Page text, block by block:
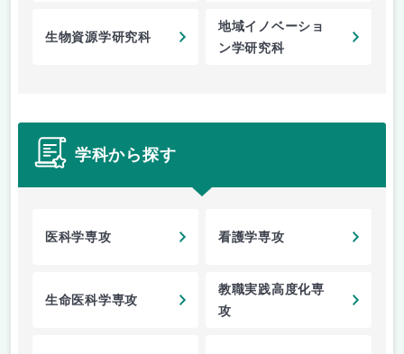
生物資源学研究科
地域イノベーショ
ン学研究科
学科から探す
医科学専攻 看護学専攻
生命医科学専攻
教職実践高度化専
攻